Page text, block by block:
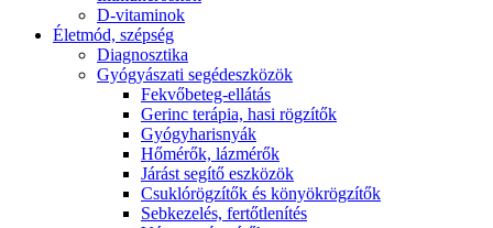
D-vitaminok
Életmód, szépség
Diagnosztika
Gyógyászati segédeszközök
Fekvőbeteg-ellátás
Gerinc terápia, hasi rögzítők
Gyógyharisnyák
Hőmérők, lázmérők
Járást segítő eszközök
Csuklórögzítők és könyökrögzítők
Sebkezelés, fertőtlenítés